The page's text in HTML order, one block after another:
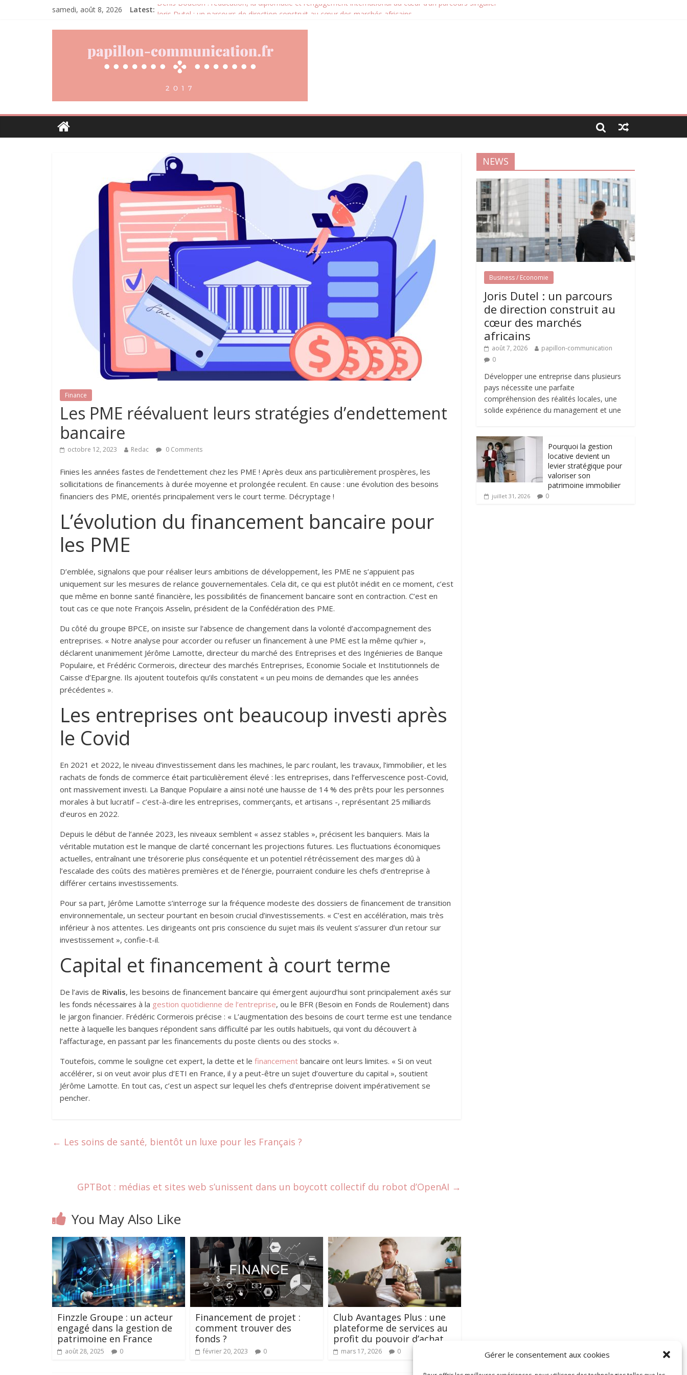
Gérer le consentement aux cookies
samedi, août 8, 2026 Latest: Denis Bouclon : l’éducation, la diplomatie et l’engagement international au cœur d’un parcours singulier
Pourquoi la gestion locative devient un levier stratégique pour valoriser son patrimoine immobilier
Daniel Moquet : quand les avis clients deviennent un levier d’amélioration continue ?
Agria : une assurance santé animale conçue pour répondre aux besoins des propriétaires
Finance
Les PME réévaluent leurs stratégies d’endettement
bancaire
octobre 12, 2023 Redac 0 Comments
Finies les années fastes de l’endettement chez les PME ! Après deux ans particulièrement prospères, les
sollicitations de financements à durée moyenne et prolongée reculent. En cause : une évolution des besoins
financiers des PME, orientés principalement vers le court terme. Décryptage !
L’évolution du financement bancaire pour
les PME
D’emblée, signalons que pour réaliser leurs ambitions de développement, les PME ne s’appuient pas
uniquement sur les mesures de relance gouvernementales. Cela dit, ce qui est plutôt inédit en ce moment, c’est
que même en bonne santé financière, les possibilités de financement bancaire sont en contraction. C’est en
tout cas ce que note François Asselin, président de la Confédération des PME.
Du côté du groupe BPCE, on insiste sur l’absence de changement dans la volonté d’accompagnement des
entreprises. « Notre analyse pour accorder ou refuser un financement à une PME est la même qu’hier »,
déclarent unanimement Jérôme Lamotte, directeur du marché des Entreprises et des Ingénieries de Banque
Populaire, et Frédéric Cormerois, directeur des marchés Entreprises, Economie Sociale et Institutionnels de
Caisse d’Epargne. Ils ajoutent toutefois qu’ils constatent « un peu moins de demandes que les années
précédentes ».
Les entreprises ont beaucoup investi après
le Covid
En 2021 et 2022, le niveau d’investissement dans les machines, le parc roulant, les travaux, l’immobilier, et les
rachats de fonds de commerce était particulièrement élevé : les entreprises, dans l’effervescence post-Covid,
ont massivement investi. La Banque Populaire a ainsi noté une hausse de 14 % des prêts pour les personnes
morales à but lucratif – c’est-à-dire les entreprises, commerçants, et artisans -, représentant 25 milliards
d’euros en 2022.
Depuis le début de l’année 2023, les niveaux semblent « assez stables », précisent les banquiers. Mais la
véritable mutation est le manque de clarté concernant les projections futures. Les fluctuations économiques
actuelles, entraînant une trésorerie plus conséquente et un potentiel rétrécissement des marges dû à
l’escalade des coûts des matières premières et de l’énergie, pourraient conduire les chefs d’entreprise à
différer certains investissements.
Pour sa part, Jérôme Lamotte s’interroge sur la fréquence modeste des dossiers de financement de transition
environnementale, un secteur pourtant en besoin crucial d’investissements. « C’est en accélération, mais très
inférieur à nos attentes. Les dirigeants ont pris conscience du sujet mais ils veulent s’assurer d’un retour sur
investissement », confie-t-il.
Capital et financement à court terme
De l’avis de Rivalis, les besoins de financement bancaire qui émergent aujourd’hui sont principalement axés sur
les fonds nécessaires à la gestion quotidienne de l’entreprise, ou le BFR (Besoin en Fonds de Roulement) dans
le jargon financier. Frédéric Cormerois précise : « L’augmentation des besoins de court terme est une tendance
nette à laquelle les banques répondent sans difficulté par les outils habituels, qui vont du découvert à
l’affacturage, en passant par les financements du poste clients ou des stocks ».
Toutefois, comme le souligne cet expert, la dette et le financement bancaire ont leurs limites. « Si on veut
accélérer, si on veut avoir plus d’ETI en France, il y a peut-être un sujet d’ouverture du capital », soutient
Jérôme Lamotte. En tout cas, c’est un aspect sur lequel les chefs d’entreprise doivent impérativement se
pencher.
← Les soins de santé, bientôt un luxe pour les Français ?
GPTBot : médias et sites web s’unissent dans un boycott collectif du robot d’OpenAI →
You May Also Like
Finzzle Groupe : un acteur
engagé dans la gestion de
patrimoine en France
août 28, 2025 0
Financement de projet :
comment trouver des
fonds ?
février 20, 2023 0
Club Avantages Plus : une
plateforme de services au
profit du pouvoir d’achat
mars 17, 2026 0
NEWS
Business / Economie
Joris Dutel : un parcours
de direction construit au
cœur des marchés
africains
août 7, 2026
papillon-communication
0
Développer une entreprise dans plusieurs
pays nécessite une parfaite
compréhension des réalités locales, une
solide expérience du management et une
Pourquoi la gestion
locative devient un
levier stratégique pour
valoriser son
patrimoine immobilier
juillet 31, 2026 0